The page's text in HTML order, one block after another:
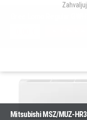
Mitsubishi MSZ/MUZ-